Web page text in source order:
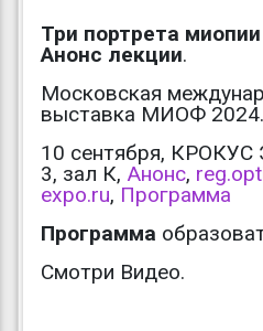
Три портрета
Анонс лекции.
Московская
выставка МИОФ 2024.
10 сентября, КРОКУС
3, зал К, Анонс,
expo.ru, Программа
Программа
Смотри Видео.